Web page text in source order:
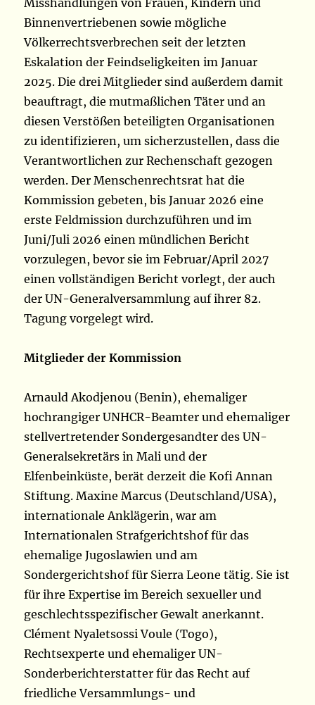
Misshandlungen von Frauen, Kindern und
Binnenvertriebenen sowie mögliche
Völkerrechtsverbrechen seit der letzten
Eskalation der Feindseligkeiten im Januar
2025. Die drei Mitglieder sind außerdem damit
beauftragt, die mutmaßlichen Täter und an
diesen Verstößen beteiligten Organisationen
zu identifizieren, um sicherzustellen, dass die
Verantwortlichen zur Rechenschaft gezogen
werden. Der Menschenrechtsrat hat die
Kommission gebeten, bis Januar 2026 eine
erste Feldmission durchzuführen und im
Juni/Juli 2026 einen mündlichen Bericht
vorzulegen, bevor sie im Februar/April 2027
einen vollständigen Bericht vorlegt, der auch
der UN-Generalversammlung auf ihrer 82.
Tagung vorgelegt wird.
Mitglieder der Kommission
Arnauld Akodjenou (Benin), ehemaliger
hochrangiger UNHCR-Beamter und ehemaliger
stellvertretender Sondergesandter des UN-
Generalsekretärs in Mali und der
Elfenbeinküste, berät derzeit die Kofi Annan
Stiftung. Maxine Marcus (Deutschland/USA),
internationale Anklägerin, war am
Internationalen Strafgerichtshof für das
ehemalige Jugoslawien und am
Sondergerichtshof für Sierra Leone tätig. Sie ist
für ihre Expertise im Bereich sexueller und
geschlechtsspezifischer Gewalt anerkannt.
Clément Nyaletsossi Voule (Togo),
Rechtsexperte und ehemaliger UN-
Sonderberichterstatter für das Recht auf
friedliche Versammlungs- und